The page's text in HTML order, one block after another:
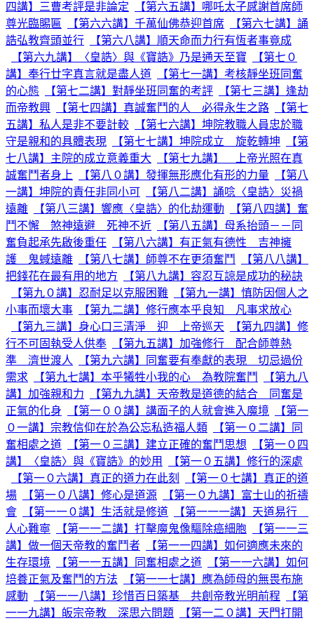
四講】三曹考評是非論定
【第六五講】哪吒太子感謝首席師
尊光臨賜匾
【第六六講】千萬仙佛恭迎首席
【第六七講】誦
誥弘教齊頭並行
【第六八講】順天命而力行有恆者事竟成
【第六九講】〈皇誥〉與《寶誥》乃是通天至寶
【第七０
講】奉行廿字真言就是盡人道
【第七一講】考核靜坐班同奮
的心態
【第七二講】對靜坐班同奮的考評
【第七三講】逢劫
而帝教興
【第七四講】真誠奮鬥的人 必得永生之路
【第七
五講】私人是非不要計較
【第七六講】坤院教職人員忠於職
守是親和的具體表現
【第七七講】坤院成立 旋乾轉坤
【第
七八講】主院的成立意義重大
【第七九講】 上帝光照在真
誠奮鬥者身上
【第八０講】發揮無形應化有形的力量
【第八
一講】坤院的責任非同小可
【第八二講】誦唸〈皇誥〉災禍
遠離
【第八三講】響應〈皇誥〉的化劫運動
【第八四講】奮
鬥不懈 煞神遠避 死神不近
【第八五講】母系抬頭－－同
奮負起承先啟後重任
【第八六講】有正氣有德性 吉神擁
護 鬼蜮遠離
【第八七講】師尊不在更須奮鬥
【第八八講】
把錢花在最有用的地方
【第八九講】容忍互諒是成功的秘訣
【第九０講】忍耐足以克服困難
【第九一講】慎防因個人之
小事而壞大事
【第九二講】修行應本乎良知 凡事求放心
【第九三講】身心口三清淨 迎 上帝巡天
【第九四講】修
行不可固執受人供奉
【第九五講】加強修行 配合師尊熱
準 濟世渡人
【第九六講】同奮要有奉獻的表現 切忌過份
需求
【第九七講】本乎犧牲小我的心 為教院奮鬥
【第九八
講】加強親和力
【第九九講】天帝教是道德的結合 同奮是
正氣的化身
【第一００講】講面子的人就會進入魔境
【第一
０一講】宗教信仰在於為公忘私造福人類
【第一０二講】同
奮相處之道
【第一０三講】建立正確的奮鬥思想
【第一０四
講】〈皇誥〉與《寶誥》的妙用
【第一０五講】修行的深處
【第一０六講】真正的道力在此刻
【第一０七講】真正的道
場
【第一０八講】修心是道源
【第一０九講】富士山的祈禱
會
【第一一０講】生活就是修道
【第一一一講】天道易行
人心難寧
【第一一二講】打擊魔鬼像驅除癌細胞
【第一一三
講】做一個天帝教的奮鬥者
【第一一四講】如何適應未來的
生存環境
【第一一五講】同奮相處之道
【第一一六講】如何
培養正氣及奮鬥的方法
【第一一七講】應為師母的無畏布施
感動
【第一一八講】珍惜百日築基 共創帝教光明前程
【第
一一九講】皈宗帝教 深思六問題
【第一二０講】天門打開